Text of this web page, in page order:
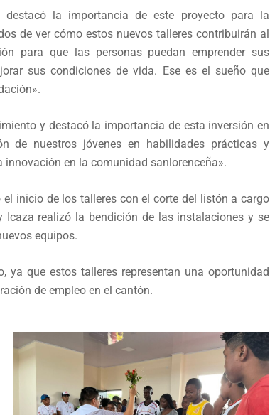
la importancia de este proyecto para la
de ver cómo estos nuevos talleres contribuirán al
para que las personas puedan emprender sus
sus condiciones de vida. Ese es el sueño que
y destacó la importancia de esta inversión en
de nuestros jóvenes en habilidades prácticas y
en la comunidad sanlorenceña».
inicio de los talleres con el corte del listón a cargo
Icaza realizó la bendición de las instalaciones y se
equipos.
ya que estos talleres representan una oportunidad
de empleo en el cantón.